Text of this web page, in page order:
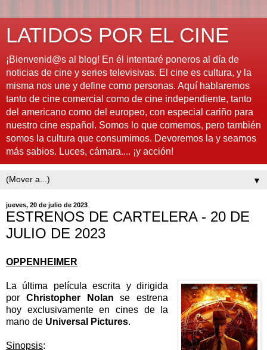
LATIDOS POR EL CINE
¡Bienvenid@s al blog! En él intentaré poneros al día de
noticias de cine y series televisivas. El cine es cultura, y la
misma nos une y define como personas. Aquí hablaremos
tanto de cine comercial como de cine independiente, tanto
del americano como del europeo, con especial cariño para
nuestro cine español. Somos lo que comemos, pero también
somos la cultura que consumimos. Devoremos la y seamos
más sabios. Luces, cámara.... ¡y acción!
▼
jueves, 20 de julio de 2023
ESTRENOS DE CARTELERA - 20 DE
JULIO DE 2023
OPPENHEIMER
La última película escrita y dirigida
por Christopher Nolanse estrena
hoy exclusivamente en cines de la
mano de Universal Pictures.
Sinopsis: